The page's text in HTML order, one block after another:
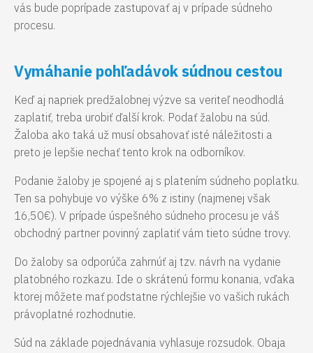
vás bude poprípade zastupovať aj v prípade súdneho
procesu.
Vymáhanie pohľadávok súdnou cestou
Keď aj napriek predžalobnej výzve sa veriteľ neodhodlá
zaplatiť, treba urobiť ďalší krok. Podať žalobu na súd.
Žaloba ako taká už musí obsahovať isté náležitosti a
preto je lepšie nechať tento krok na odborníkov.
Podanie žaloby je spojené aj s platením súdneho poplatku.
Ten sa pohybuje vo výške 6% z istiny (najmenej však
16,50€). V prípade úspešného súdneho procesu je váš
obchodný partner povinný zaplatiť vám tieto súdne trovy.
Do žaloby sa odporúča zahrnúť aj tzv. návrh na vydanie
platobného rozkazu. Ide o skrátenú formu konania, vďaka
ktorej môžete mať podstatne rýchlejšie vo vašich rukách
právoplatné rozhodnutie.
Súd na základe pojednávania vyhlasuje rozsudok. Obaja